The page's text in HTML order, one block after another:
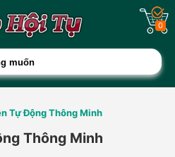
0
Tự Động Thông Minh
Thông Minh